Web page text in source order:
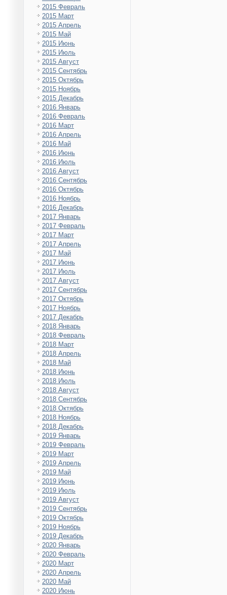
2015 Февраль
2015 Март
2015 Апрель
2015 Май
2015 Июнь
2015 Июль
2015 Август
2015 Сентябрь
2015 Октябрь
2015 Ноябрь
2015 Декабрь
2016 Январь
2016 Февраль
2016 Март
2016 Апрель
2016 Май
2016 Июнь
2016 Июль
2016 Август
2016 Сентябрь
2016 Октябрь
2016 Ноябрь
2016 Декабрь
2017 Январь
2017 Февраль
2017 Март
2017 Апрель
2017 Май
2017 Июнь
2017 Июль
2017 Август
2017 Сентябрь
2017 Октябрь
2017 Ноябрь
2017 Декабрь
2018 Январь
2018 Февраль
2018 Март
2018 Апрель
2018 Май
2018 Июнь
2018 Июль
2018 Август
2018 Сентябрь
2018 Октябрь
2018 Ноябрь
2018 Декабрь
2019 Январь
2019 Февраль
2019 Март
2019 Апрель
2019 Май
2019 Июнь
2019 Июль
2019 Август
2019 Сентябрь
2019 Октябрь
2019 Ноябрь
2019 Декабрь
2020 Январь
2020 Февраль
2020 Март
2020 Апрель
2020 Май
2020 Июнь